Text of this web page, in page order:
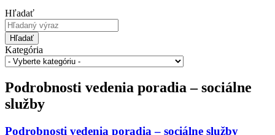
Hľadať
Hľadať
Kategória
Podrobnosti vedenia poradia – sociálne
služby
Podrobnosti vedenia poradia – sociálne služby